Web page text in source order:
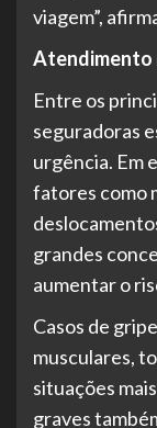
viagem”,
Atendimento
Entre os
seguradoras
urgência. Em
fatores como
grandes
aumentar o
Casos de
musculares,
situações
graves